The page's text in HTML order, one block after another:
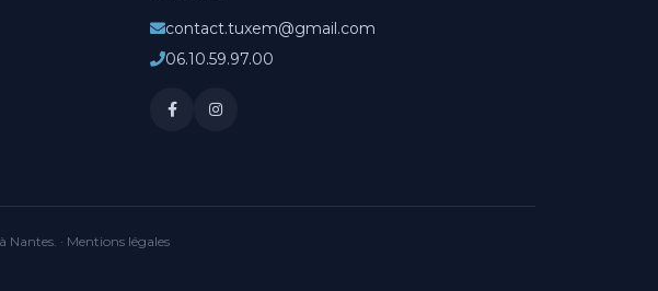
contact.tuxem@gmail.com
06.10.59.97.00
· Mentions légales